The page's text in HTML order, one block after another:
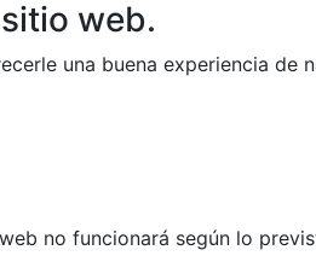
web.
una buena experiencia de
no funcionará según lo